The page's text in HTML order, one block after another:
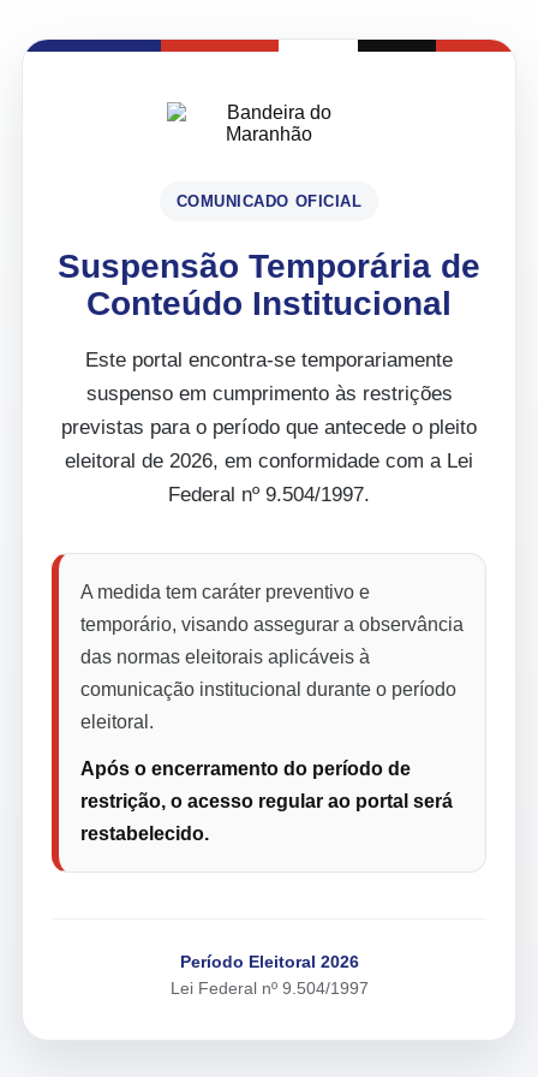
COMUNICADO OFICIAL
Suspensão Temporária de
Conteúdo Institucional
Este portal encontra-se temporariamente
suspenso em cumprimento às restrições
previstas para o período que antecede o pleito
eleitoral de 2026, em conformidade com a Lei
Federal nº 9.504/1997.
A medida tem caráter preventivo e
temporário, visando assegurar a observância
das normas eleitorais aplicáveis à
comunicação institucional durante o período
eleitoral.
Após o encerramento do período de
restrição, o acesso regular ao portal será
restabelecido.
Período Eleitoral 2026
Lei Federal nº 9.504/1997